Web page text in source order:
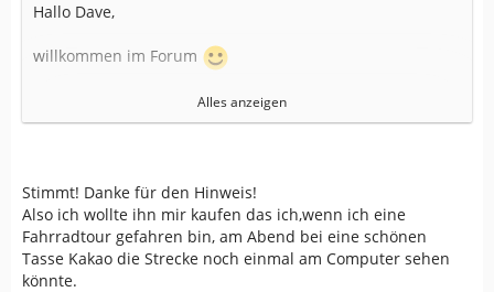
Hallo Dave,
willkommen im Forum
du kannst jeden der genannten Logger kaufen - sie
funktionieren. Wenn du schreibst wofür du den GPS-
Grüsse - Anton
Alles anzeigen
Stimmt! Danke für den Hinweis!
Also ich wollte ihn mir kaufen das ich,wenn ich eine
Fahrradtour gefahren bin, am Abend bei eine schönen
Tasse Kakao die Strecke noch einmal am Computer sehen
könnte.